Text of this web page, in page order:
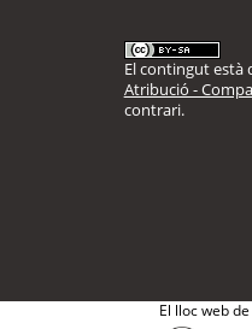
El contingut està
Atribució -
contrari.
El lloc web